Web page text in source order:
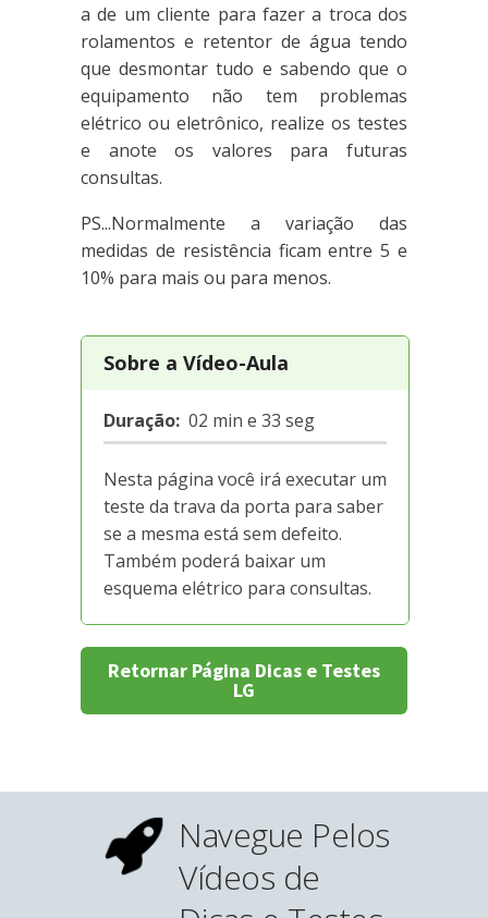
a de um cliente para fazer a troca dos
rolamentos e retentor de água tendo
que desmontar tudo e sabendo que o
equipamento não tem problemas
elétrico ou eletrônico, realize os testes
e anote os valores para futuras
consultas.
PS...Normalmente a variação das
medidas de resistência ficam entre 5 e
10% para mais ou para menos.
Sobre a Vídeo-Aula
Duração: 02 min e 33 seg
Nesta página você irá executar um
teste da trava da porta para saber
se a mesma está sem defeito.
Também poderá baixar um
esquema elétrico para consultas.
Retornar Página Dicas e Testes
LG
Navegue Pelos
Vídeos de